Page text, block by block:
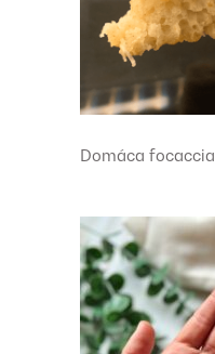
Domáca focaccia